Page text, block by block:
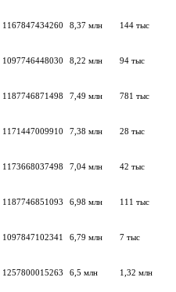
1167847434260 8,37 млн 144 тыс
1097746448030 8,22 млн 94 тыс
1187746871498 7,49 млн 781 тыс
1171447009910 7,38 млн 28 тыс
1173668037498 7,04 млн 42 тыс
1187746851093 6,98 млн 111 тыс
1097847102341 6,79 млн 7 тыс
1257800015263 6,5 млн 1,32 млн